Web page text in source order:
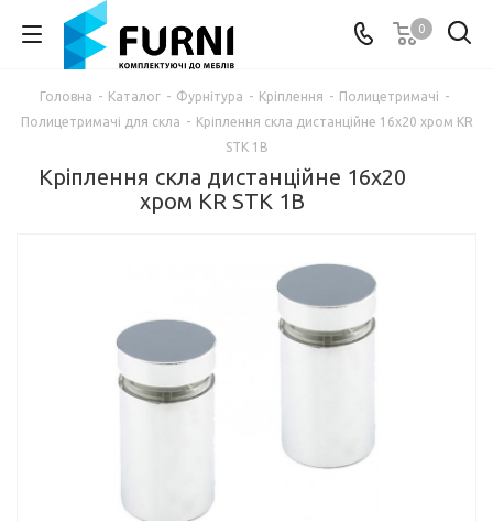
0
Головна - Каталог - Фурнітура - Кріплення - Полицетримачі -
Полицетримачі для скла - Кріплення скла дистанційне 16х20 хром KR
STK 1B
Кріплення скла дистанційне 16х20
хром KR STK 1B